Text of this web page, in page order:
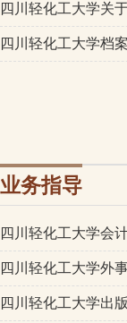
四川轻化工大学关
四川轻化工大学档
业务指导
四川轻化工大学会
四川轻化工大学外
四川轻化工大学出